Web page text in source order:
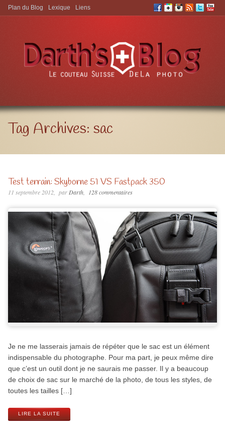
Aller à:
Plan du Blog Lexique Liens
Tag Archives: sac
Test terrain: Skyborne 51 VS Fastpack 350
11 septembre 2012 parDarth 128 commentaires
Je ne me lasserais jamais de répéter que le sac est un élément
indispensable du photographe. Pour ma part, je peux même dire
que c’est un outil dont je ne saurais me passer. Il y a beaucoup
de choix de sac sur le marché de la photo, de tous les styles, de
toutes les tailles […]
LIRE LA SUITE